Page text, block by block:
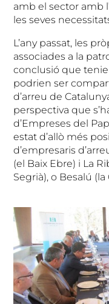
amb el sector amb
les seves
L’any passat, les
associades a la
conclusió que
podrien ser
d’arreu de
perspectiva que
d’Empreses del
estat d’allò més
d’empresaris
(el Baix Ebre) i La
Segrià), o Besalú (la